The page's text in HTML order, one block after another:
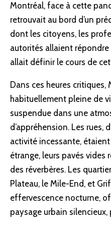
Montréal, face à cette
retrouvait au bord d’un
dont les citoyens, les
autorités allaient
allait définir le cours de
Dans ces heures critiques,
habituellement pleine de
suspendue dans une
d’appréhension. Les rues,
activité incessante,
étrange, leurs pavés
des réverbères. Les
Plateau, le Mile-End, et
effervescence nocturne,
paysage urbain